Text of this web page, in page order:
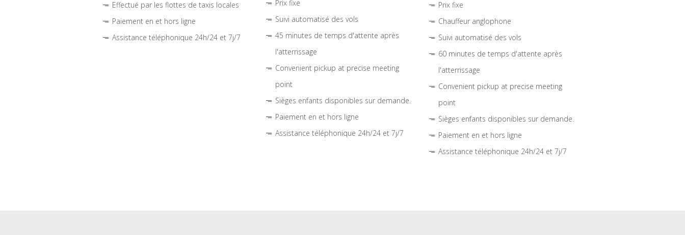
Effectué par les flottes de taxis locales
Paiement en et hors ligne
Assistance téléphonique 24h/24 et 7j/7
Prix fixe
Suivi automatisé des vols
45 minutes de temps d'attente après
l'atterrissage
Convenient pickup at precise meeting
point
Sièges enfants disponibles sur demande.
Paiement en et hors ligne
Assistance téléphonique 24h/24 et 7j/7
Prix fixe
Chauffeur anglophone
Suivi automatisé des vols
60 minutes de temps d'attente après
l'atterrissage
Convenient pickup at precise meeting
point
Sièges enfants disponibles sur demande.
Paiement en et hors ligne
Assistance téléphonique 24h/24 et 7j/7